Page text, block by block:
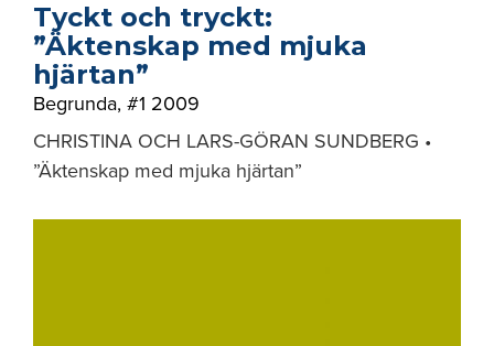
Tyckt och tryckt:
”Äktenskap med mjuka
hjärtan”
Begrunda, #1 2009
CHRISTINA OCH LARS-GÖRAN SUNDBERG •
”Äktenskap med mjuka hjärtan”